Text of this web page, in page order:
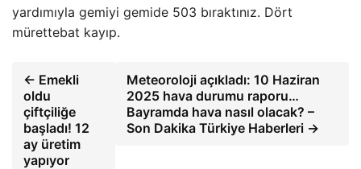
yardımıyla gemiyi gemide 503 bıraktınız. Dört
mürettebat kayıp.
← Emekli
oldu
çiftçiliğe
başladı! 12
ay üretim
yapıyor
Meteoroloji açıkladı: 10 Haziran
2025 hava durumu raporu…
Bayramda hava nasıl olacak? –
Son Dakika Türkiye Haberleri →